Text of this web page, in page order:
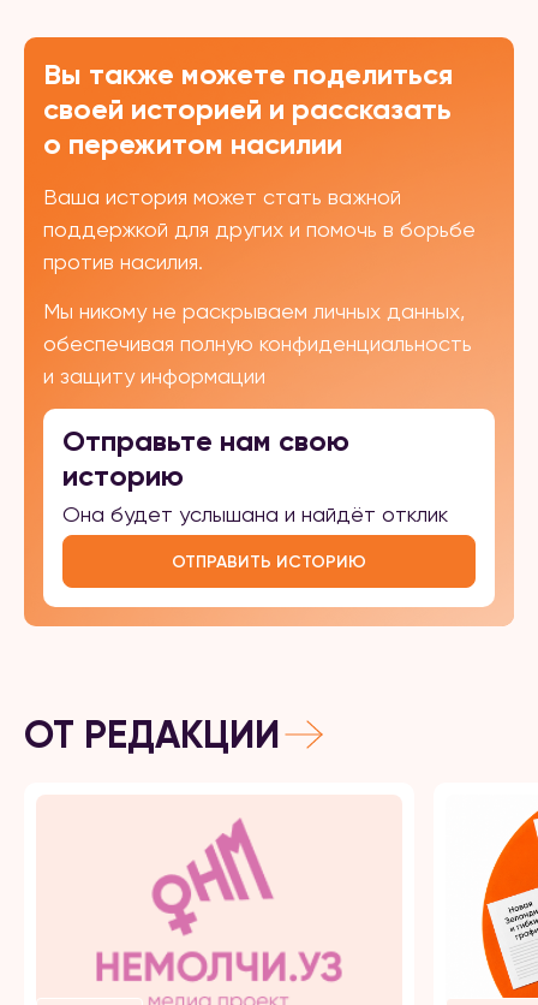
Вы также можете поделиться
своей историей и рассказать
о пережитом насилии
Ваша история может стать важной
поддержкой для других и помочь в борьбе
против насилия.
Мы никому не раскрываем личных данных,
обеспечивая полную конфиденциальность
и защиту информации
Отправьте нам свою
историю
Она будет услышана и найдёт отклик
ОТПРАВИТЬ ИСТОРИЮ
ОТ РЕДАКЦИИ